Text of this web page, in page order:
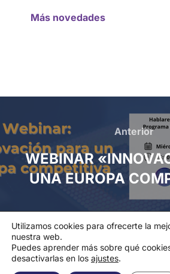
Más novedades
Anterior
WEBINAR
UNA EUROPA
Política de privacidad
Política de cookies| Aviso legal |
Copyright © 2026 Asociación
Utilizamos cookies para ofrecerte la
nuestra web.
Puedes aprender más sobre qué
desactivarlas en los ajustes.